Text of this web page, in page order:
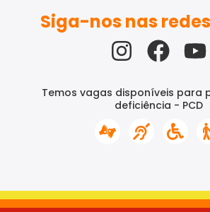
Siga-nos nas
Temos vagas disponíveis para
deficiência - PCD